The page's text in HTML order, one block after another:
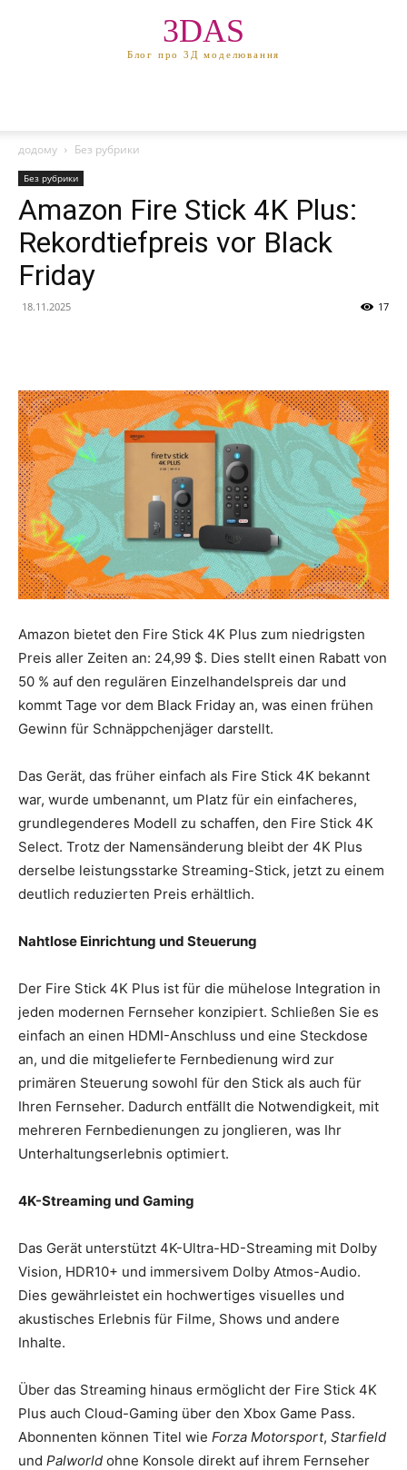
3DAS
Блог про 3Д моделювання
додому Без рубрики
Без рубрики
Amazon Fire Stick 4K Plus:
Rekordtiefpreis vor Black
Friday
18.11.2025 17
Amazon bietet den Fire Stick 4K Plus zum niedrigsten
Preis aller Zeiten an: 24,99 $. Dies stellt einen Rabatt von
50 % auf den regulären Einzelhandelspreis dar und
kommt Tage vor dem Black Friday an, was einen frühen
Gewinn für Schnäppchenjäger darstellt.
Das Gerät, das früher einfach als Fire Stick 4K bekannt
war, wurde umbenannt, um Platz für ein einfacheres,
grundlegenderes Modell zu schaffen, den Fire Stick 4K
Select. Trotz der Namensänderung bleibt der 4K Plus
derselbe leistungsstarke Streaming-Stick, jetzt zu einem
deutlich reduzierten Preis erhältlich.
Nahtlose Einrichtung und Steuerung
Der Fire Stick 4K Plus ist für die mühelose Integration in
jeden modernen Fernseher konzipiert. Schließen Sie es
einfach an einen HDMI-Anschluss und eine Steckdose
an, und die mitgelieferte Fernbedienung wird zur
primären Steuerung sowohl für den Stick als auch für
Ihren Fernseher. Dadurch entfällt die Notwendigkeit, mit
mehreren Fernbedienungen zu jonglieren, was Ihr
Unterhaltungserlebnis optimiert.
4K-Streaming und Gaming
Das Gerät unterstützt 4K-Ultra-HD-Streaming mit Dolby
Vision, HDR10+ und immersivem Dolby Atmos-Audio.
Dies gewährleistet ein hochwertiges visuelles und
akustisches Erlebnis für Filme, Shows und andere
Inhalte.
Über das Streaming hinaus ermöglicht der Fire Stick 4K
Plus auch Cloud-Gaming über den Xbox Game Pass.
Abonnenten können Titel wie Forza Motorsport, Starfield
und Palworld ohne Konsole direkt auf ihrem Fernseher